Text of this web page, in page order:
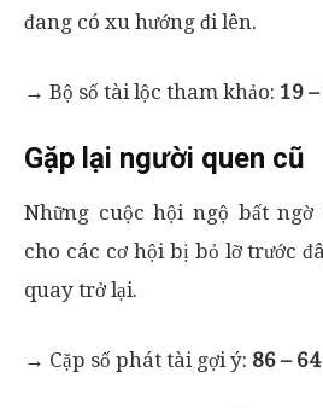
đang có xu hướng đi lên.
→ Bộ số tài lộc tham khảo: 19
Gặp lại người quen cũ
Những cuộc hội ngộ bất
cho các cơ hội bị bỏ lỡ trước
quay trở lại.
→ Cặp số phát tài gợi ý: 86 – 64